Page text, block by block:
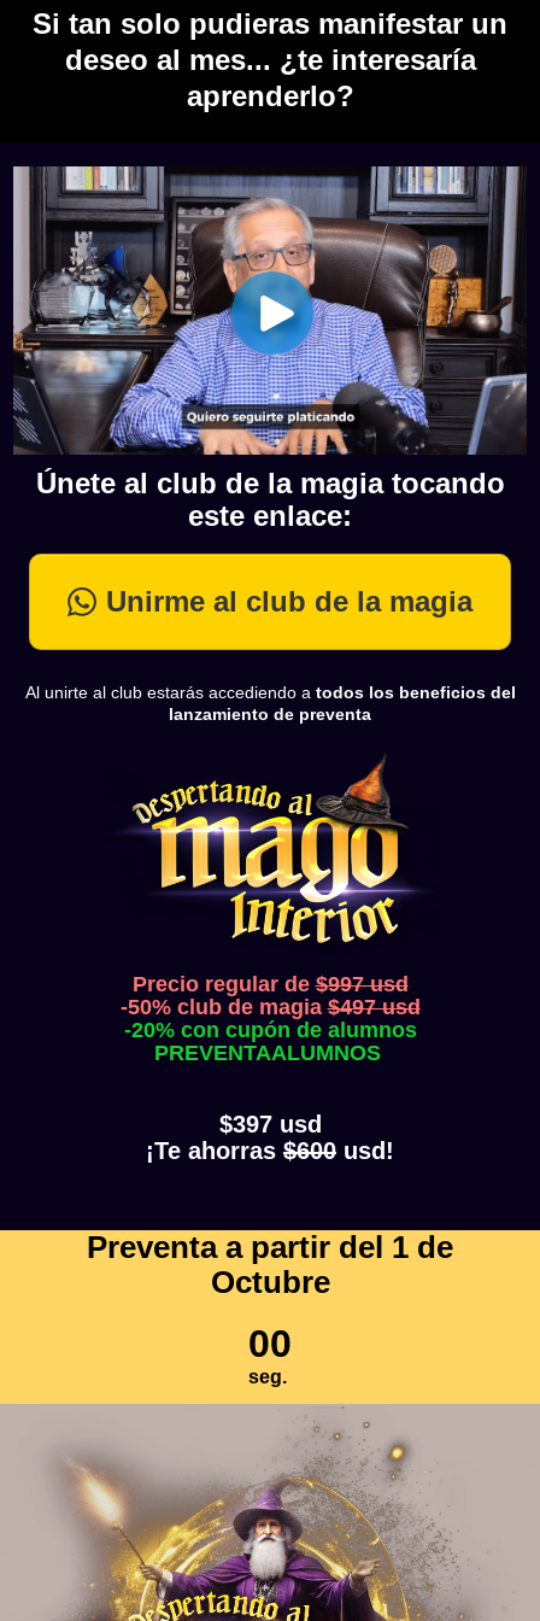
Si tan solo pudieras manifestar un
deseo al mes... ¿te interesaría
aprenderlo?
Únete al club de la magia tocando
este enlace:
Unirme al club de la magia
Al unirte al club estarás accediendo a todos los beneficios del
lanzamiento de preventa
Precio regular de$997 usd
-50% club de magia$497 usd
-20% con cupón de alumnos
PREVENTAALUMNOS
$397 usd
¡Te ahorras $600 usd!
Preventa a partir del 1 de
Octubre
00
seg.